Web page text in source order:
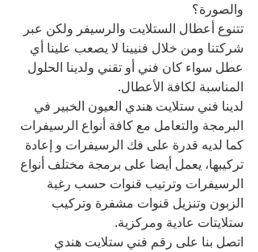
والصورة؟
تتنوع أعطال الستلايت والرسيفر ولكن عبر
شركتنا ومن خلال فنيينا لا يصعب علينا أي
عطل سواء كان فني أو تقني ولدينا الحلول
المناسبة لكافة الأعطال.
لدينا فني ستلايت هندي العيون الخبير في
البرمجة والتعامل مع كافة أنواع الرسيفرات
كما لديه قدرة على فك الرسيفرات و إعادة
تركيبها، يعمل أيضا على برمجة مختلف أنواع
الرسيفرات وترتيب قنوات حسب رغبة
الزبون وتنزيل قنوات مشفرة وتركيب
ستلايتات عادية ومركزية.
اتصل بنا على رقم فني ستلايت هندي